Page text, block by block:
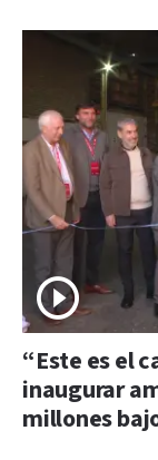
“Este es el
inaugurar
millones